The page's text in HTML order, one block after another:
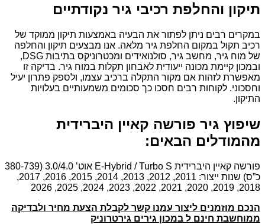
תיקון והחלפת רכיבי גיר נקודתיים
במקרים רבים ניתן לפתור את הבעיה באמצעות תיקון ממוקד של
רכיב תקול במקום החלפת גיר מלאה. אנו מבצעים תיקון והחלפה
של מוח גיר, מחשב גיר, סולנואידים ומכטרוניקס בתיבות DSG,
ובמכון קיימת מכונה ייעודית לאבחון תקלות במוח גיר. בדיקה זו
מאפשרת לזהות אם מקור התקלה ברכיב עצמו, ולספק פתרון יעיל
וחסכוני. לקוחות רבים חסכו כך סכומים משמעותיים בעלויות
התיקון.
שיפוץ גיר פורשה קאיין היברידית
מהמודלים הבאים:
פורשה קאיין היברידית E-Hybrid / Turbo S אוט’ 3.0/4.0 (380-739
כ”ס) שנות ייצור: 2011, 2012, 2013, 2014, 2015, 2016, 2017,
2018, 2019, 2020, 2021, 2022, 2023, 2024, 2025, 2026
הנכם מוזמנים ליצור עמנו קשר לקבלת הצעת מחיר ולבדיקה
ממוחשבת חינם ל במכון גירים גירטרוניק